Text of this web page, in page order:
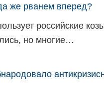
же рванем вперед?
российские
но многие…